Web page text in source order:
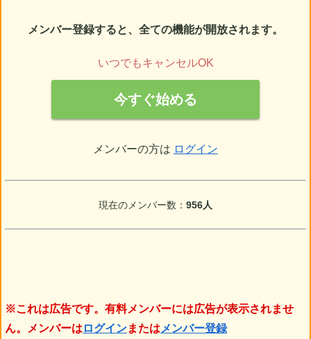
メンバー登録すると、全ての機能が開放されます。
いつでもキャンセルOK
今すぐ始める
メンバーの方は ログイン
現在のメンバー数： 956人
※これは広告です。有料メンバーには広告が表示されませ
ん。メンバーは ログインまたは メンバー登録